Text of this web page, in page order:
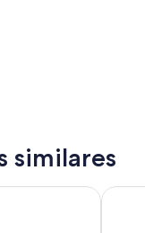
similares
Best